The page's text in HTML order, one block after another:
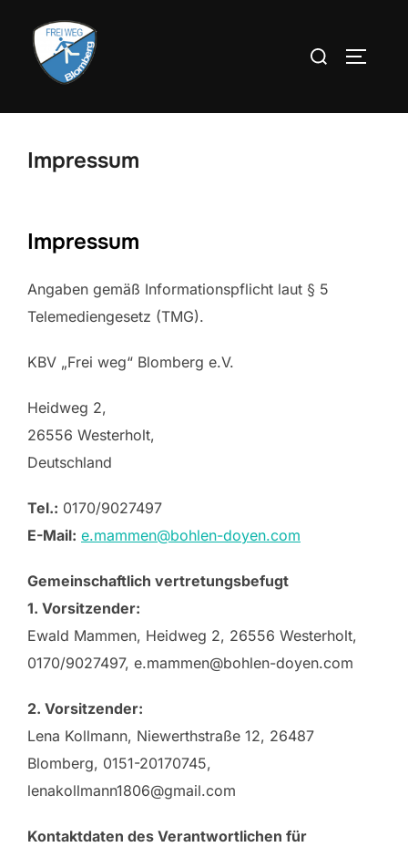
Inhalt
springen
Suchen
Impressum
Impressum
Angaben gemäß Informationspflicht laut § 5
Telemediengesetz (TMG).
KBV „Frei weg“ Blomberg e.V.
Heidweg 2,
26556 Westerholt,
Deutschland
Tel.: 0170/9027497
E-Mail: e.mammen@bohlen-doyen.com
Gemeinschaftlich vertretungsbefugt
1. Vorsitzender:
Ewald Mammen, Heidweg 2, 26556 Westerholt,
0170/9027497, e.mammen@bohlen-doyen.com
2. Vorsitzender:
Lena Kollmann, Niewerthstraße 12, 26487
Blomberg, 0151-20170745,
lenakollmann1806@gmail.com
Kontaktdaten des Verantwortlichen für